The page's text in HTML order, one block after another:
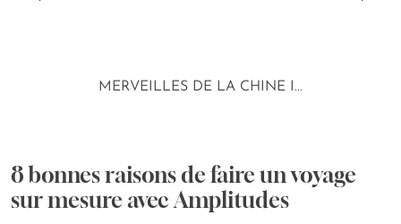
MERVEILLES DE LA CHINE I...
8 bonnes raisons de faire un voyage
sur mesure avec Amplitudes